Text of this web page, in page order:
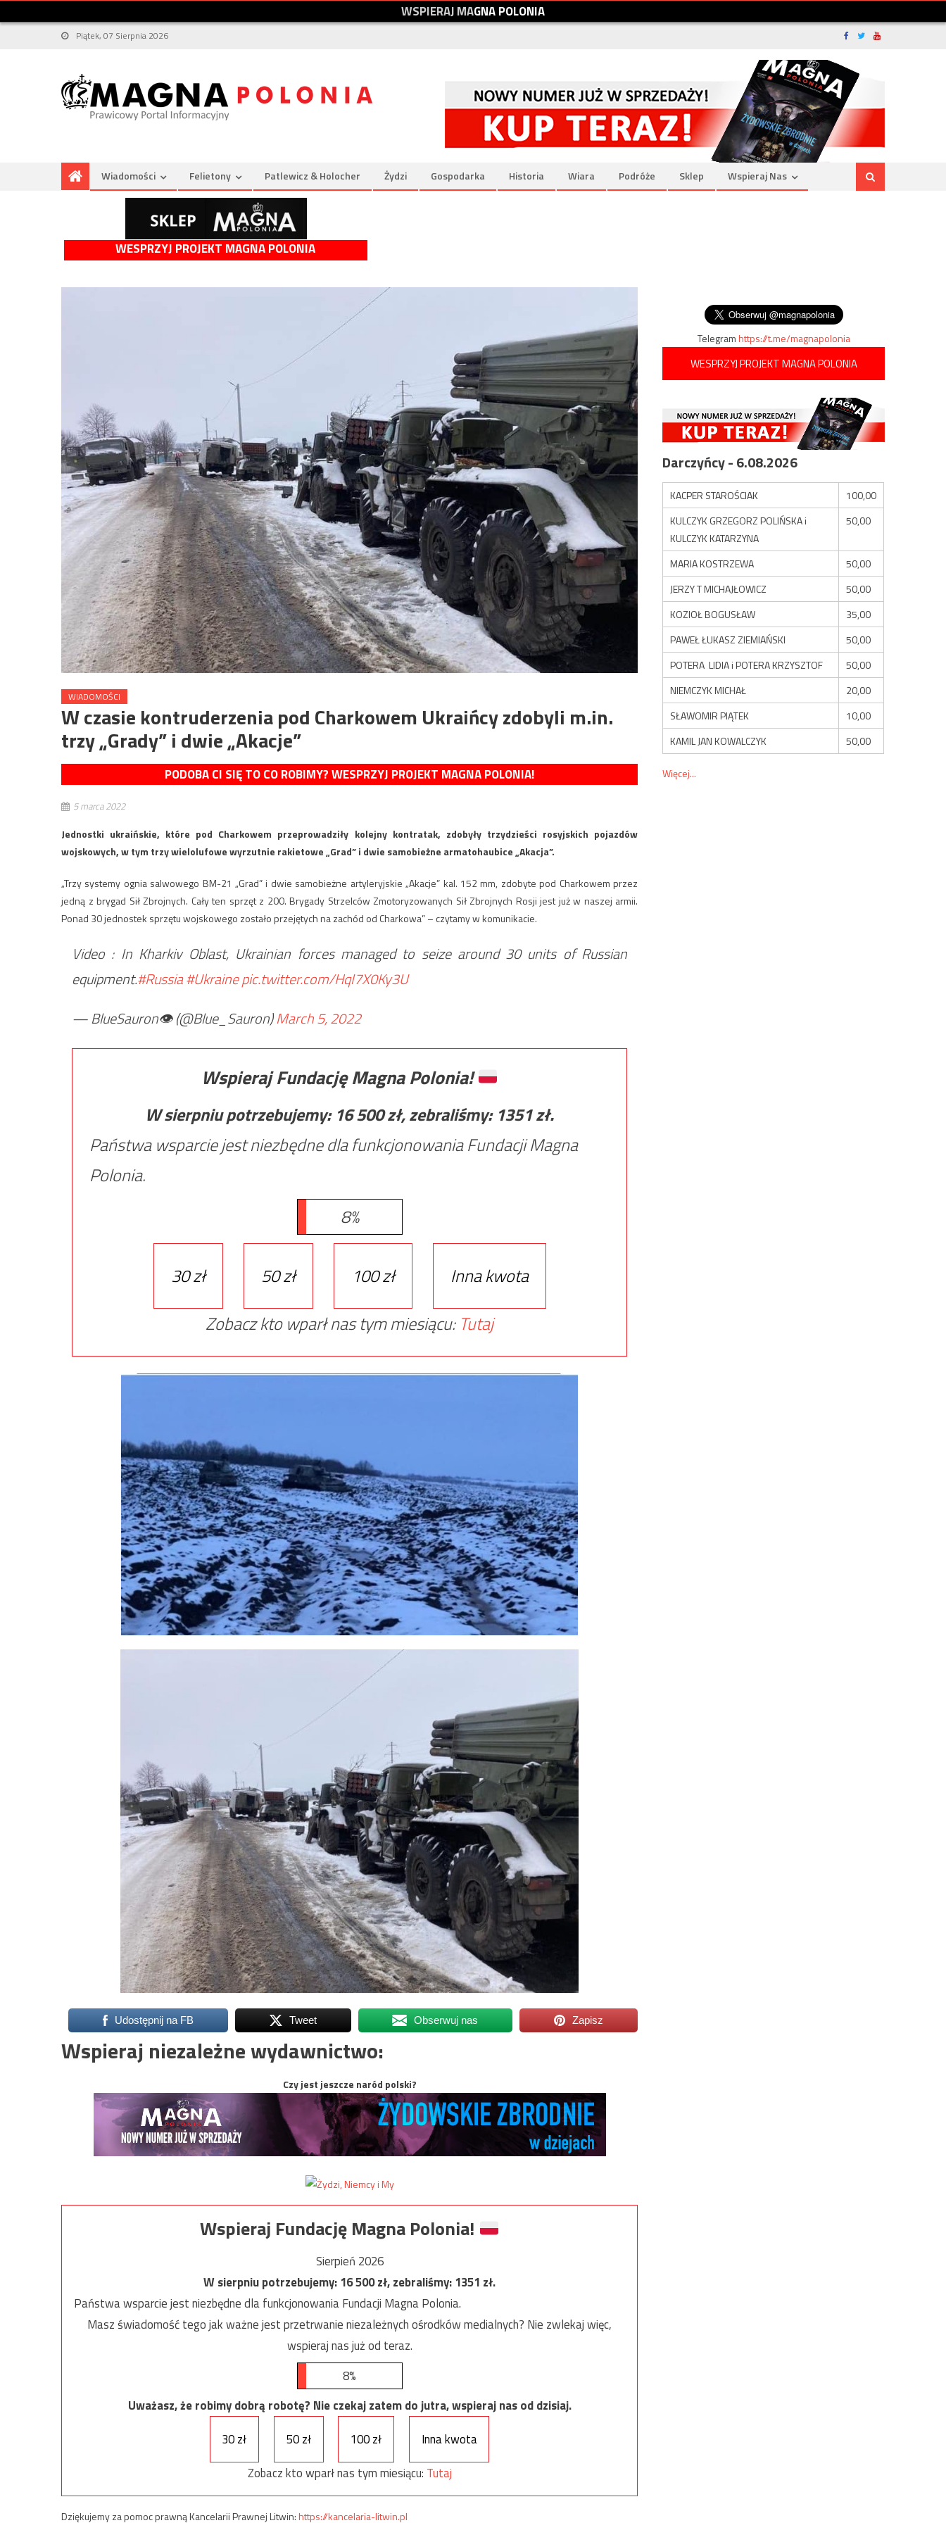
WSPIERAJMAGNAPOLONIA
Piątek, 07 Sierpnia 2026
Wiadomości Felietony Patlewicz & Holocher Żydzi Gospodarka Historia Wiara Podróże Sklep Wspieraj Nas
WESPRZYJ PROJEKT MAGNA POLONIA
WIADOMOŚCI
W czasie kontruderzenia pod Charkowem Ukraińcy zdobyli m.in.
trzy „Grady” i dwie „Akacje”
PODOBA CI SIĘ TO CO ROBIMY? WESPRZYJ PROJEKT MAGNA POLONIA!
5 marca 2022
Jednostki ukraińskie, które pod Charkowem przeprowadziły kolejny kontratak, zdobyły trzydzieści rosyjskich pojazdów
wojskowych, w tym trzy wielolufowe wyrzutnie rakietowe „Grad” i dwie samobieżne armatohaubice „Akacja”.
„Trzy systemy ognia salwowego BM-21 „Grad” i dwie samobieżne artyleryjskie „Akacje” kal. 152 mm, zdobyte pod Charkowem przez
jedną z brygad Sił Zbrojnych. Cały ten sprzęt z 200. Brygady Strzelców Zmotoryzowanych Sił Zbrojnych Rosji jest już w naszej armii.
Ponad 30 jednostek sprzętu wojskowego zostało przejętych na zachód od Charkowa” – czytamy w komunikacie.
Video : In Kharkiv Oblast, Ukrainian forces managed to seize around 30 units of Russian
equipment.#Russia#Ukrainepic.twitter.com/HqI7X0Ky3U
— BlueSauron👁️ (@Blue_Sauron)March 5, 2022
Wspieraj Fundację Magna Polonia!
W sierpniu potrzebujemy: 16 500zł, zebraliśmy: 1351zł.
Państwa wsparcie jest niezbędne dla funkcjonowania Fundacji Magna
Polonia.
8%
30 zł 50 zł 100 zł
Inna kwota
Zobacz kto wparł nas tym miesiącu: Tutaj
Udostępnij na FB Tweet Obserwuj nas Zapisz
Wspieraj niezależne wydawnictwo:
Czy jest jeszcze naród polski?
Wspieraj Fundację Magna Polonia!
Sierpień 2026
W sierpniu potrzebujemy:16 500zł, zebraliśmy:1351 zł.
Państwa wsparcie jest niezbędne dla funkcjonowania Fundacji Magna Polonia.
Masz świadomość tego jak ważne jest przetrwanie niezależnych ośrodków medialnych? Nie zwlekaj więc,
wspieraj nas już od teraz.
8%
Uważasz, że robimy dobrą robotę? Nie czekaj zatem do jutra, wspieraj nas od dzisiaj.
30 zł
50 zł 100 zł
Inna kwota
Zobacz kto wparł nas tym miesiącu: Tutaj
Dziękujemy za pomoc prawną Kancelarii Prawnej Litwin:https://kancelaria-litwin.pl
Telegramhttps://t.me/magnapolonia
WESPRZYJ PROJEKT MAGNA POLONIA
Darczyńcy - 6.08.2026
KACPER STAROŚCIAK
100,00
KULCZYK GRZEGORZ POLIŃSKA i
KULCZYK KATARZYNA
50,00
MARIA KOSTRZEWA
50,00
JERZY T MICHAJŁOWICZ
50,00
KOZIOŁ BOGUSŁAW
35,00
PAWEŁ ŁUKASZ ZIEMIAŃSKI
50,00
POTERA LIDIA i POTERA KRZYSZTOF
50,00
NIEMCZYK MICHAŁ
20,00
SŁAWOMIR PIĄTEK
10,00
KAMIL JAN KOWALCZYK
50,00
Więcej...